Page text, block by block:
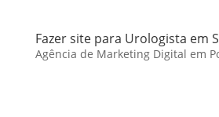
Fazer site para Urologista em
Agência de Marketing Digital em